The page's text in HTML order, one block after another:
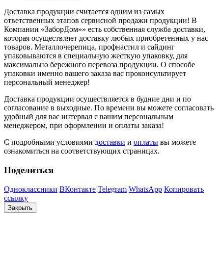
Доставка продукции считается одним из самых
ответственных этапов сервисной продажи продукции! В
Компании «ЗаборДом»» есть собственная служба доставки,
которая осуществляет доставку любых приобретенных у нас
товаров. Металлочерепица, профнастил и сайдинг
упаковываются в специальную жесткую упаковку, для
максимально бережного перевоза продукции. О способе
упаковки именно вашего заказа вас проконсультирует
персональный менеджер!
Доставка продукции осуществляется в будние дни и по
согласование в выходные. По времени вы можете согласовать
удобный для вас интервал с вашим персональным
менеджером, при оформлении и оплаты заказа!
С подробными условиями доставки и оплаты вы можете
ознакомиться на соответствующих страницах.
Поделиться
Одноклассники ВКонтакте Telegram WhatsApp Копировать
ссылку
Закрыть